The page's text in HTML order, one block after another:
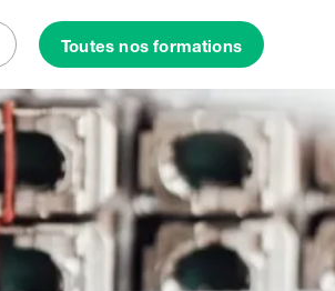
RechercherToutes nos formations